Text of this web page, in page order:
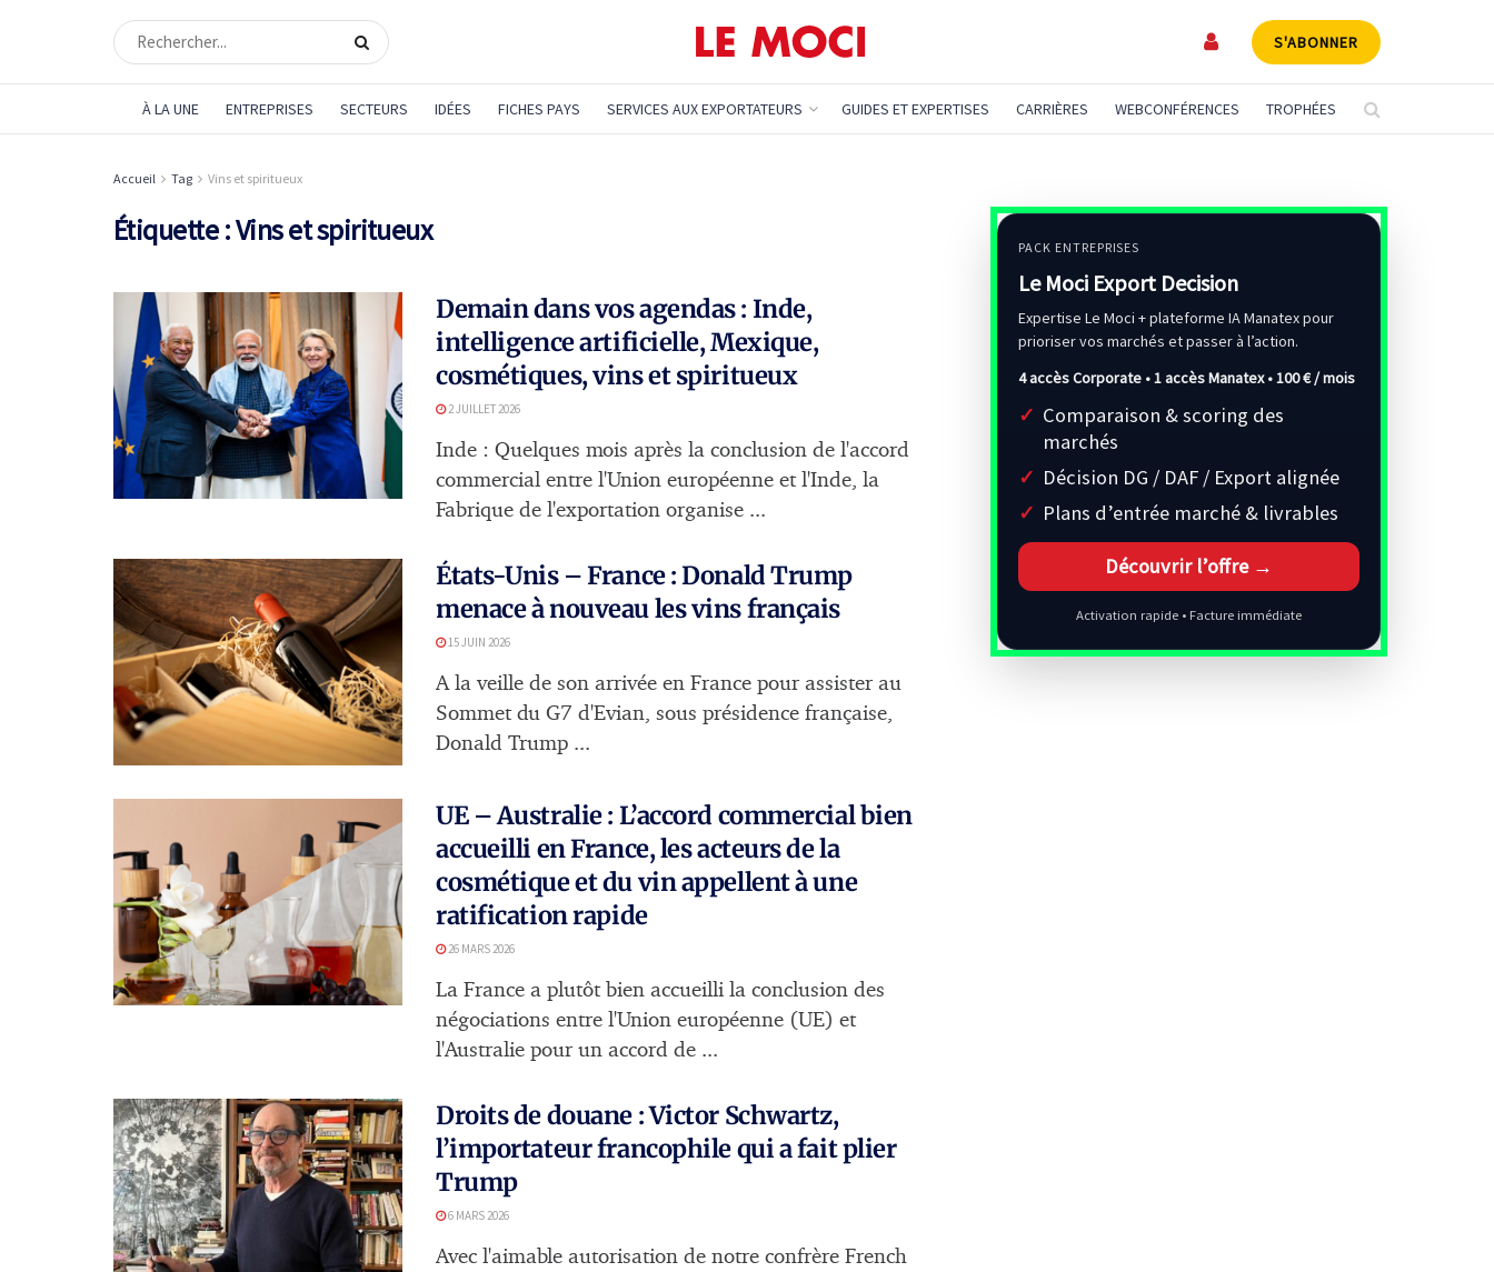
S'ABONNER
À LA UNE ENTREPRISES SECTEURS IDÉES FICHES PAYS SERVICES AUX EXPORTATEURS GUIDES ET EXPERTISES CARRIÈRES WEBCONFÉRENCES TROPHÉES
Accueil Tag Vins et spiritueux
Étiquette :Vins et spiritueux
Demain dans vos agendas : Inde,
intelligence artificielle, Mexique,
cosmétiques, vins et spiritueux
2 JUILLET 2026
Inde : Quelques mois après la conclusion de l'accord
commercial entre l'Union européenne et l'Inde, la
Fabrique de l'exportation organise ...
États-Unis – France : Donald Trump
menace à nouveau les vins français
15 JUIN 2026
A la veille de son arrivée en France pour assister au
Sommet du G7 d'Evian, sous présidence française,
Donald Trump ...
UE – Australie : L’accord commercial bien
accueilli en France, les acteurs de la
cosmétique et du vin appellent à une
ratification rapide
26 MARS 2026
La France a plutôt bien accueilli la conclusion des
négociations entre l'Union européenne (UE) et
l'Australie pour un accord de ...
Droits de douane : Victor Schwartz,
l’importateur francophile qui a fait plier
Trump
6 MARS 2026
Avec l'aimable autorisation de notre confrère French
PACK ENTREPRISES
Le Moci Export Decision
Expertise Le Moci + plateforme IA Manatex pour
prioriser vos marchés et passer à l’action.
4 accès Corporate • 1 accès Manatex •100 € / mois
Comparaison & scoring des
marchés
Décision DG / DAF / Export alignée
Plans d’entrée marché & livrables
Découvrir l’offre →
Activation rapide • Facture immédiate